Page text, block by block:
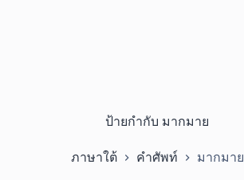
ป้ายกำกับ มากมาย
ภาษาใต้ คำศัพท์ มากมาย